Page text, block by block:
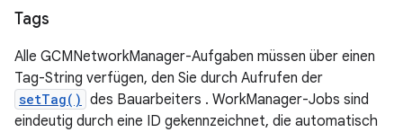
Tags
Alle GCMNetworkManager-Aufgaben müssen über einen
Tag-String verfügen, den Sie durch Aufrufen der
setTag() des Bauarbeiters . WorkManager-Jobs sind
eindeutig durch eine ID gekennzeichnet, die automatisch